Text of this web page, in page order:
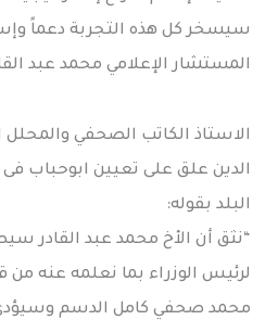
سيسخر كل هذه التجربة دعماً
المستشار الإعلامي محمد عبد
الاستاذ الكاتب الصحفي
الدين علق على تعيين ابوحباب
البلد بقوله:
“نثق أن الأخ محمد عبد القادر
لرئيس الوزراء بما نعلمه عنه من
محمد صحفي كامل الدسم وسيؤدي